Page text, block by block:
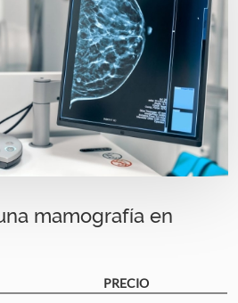
mamografía en
PRECIO